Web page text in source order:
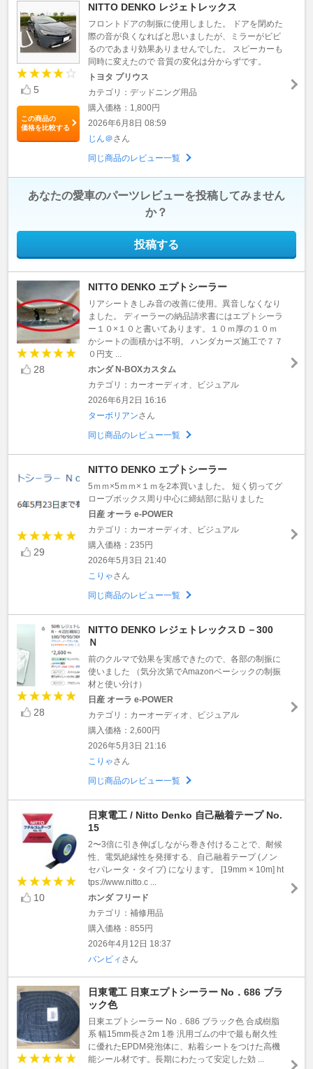
5
この商品の
価格を比較する
NITTO DENKO レジェトレックス
フロントドアの制振に使用しました。 ドアを閉めた
際の音が良くなればと思いましたが、ミラーがビビ
るのであまり効果ありませんでした。 スピーカーも
同時に変えたので 音質の変化は分からずです。
トヨタ プリウス
カテゴリ：デッドニング用品
購入価格：1,800円
2026年6月8日 08:59
じん＠さん
同じ商品のレビュー一覧
あなたの愛車のパーツレビューを投稿してみません
か？
投稿する
28
NITTO DENKO エプトシーラー
リアシートきしみ音の改善に使用。異音しなくなり
ました。 ディーラーの納品請求書にはエプトシーラ
ー１０×１０と書いてあります。１０ｍ厚の１０ｍ
かシートの面積かは不明。 ハンダカーズ施工で７７
０円支 ...
ホンダ N-BOXカスタム
カテゴリ：カーオーディオ、ビジュアル
2026年6月2日 16:16
ターボリアンさん
同じ商品のレビュー一覧
29
NITTO DENKO エプトシーラー
5ｍｍ×5ｍｍ×１ｍを2本買いました。 短く切ってグ
ローブボックス周り中心に締結部に貼りました
日産 オーラ e-POWER
カテゴリ：カーオーディオ、ビジュアル
購入価格：235円
2026年5月3日 21:40
こりゃさん
同じ商品のレビュー一覧
28
NITTO DENKO レジェトレックスＤ－300
Ｎ
前のクルマで効果を実感できたので、各部の制振に
使いました （気分次第でAmazonベーシックの制振
材と使い分け）
日産 オーラ e-POWER
カテゴリ：カーオーディオ、ビジュアル
購入価格：2,600円
2026年5月3日 21:16
こりゃさん
同じ商品のレビュー一覧
10
日東電工 / Nitto Denko 自己融着テープ No.
15
2〜3倍に引き伸ばしながら巻き付けることで、耐候
性、電気絶縁性を発揮する、自己融着テープ (ノン
セパレータ・タイプ) になります。 [19mm × 10m] ht
tps://www.nitto.c ...
ホンダ フリード
カテゴリ：補修用品
購入価格：855円
2026年4月12日 18:37
バンビィ さん
日東電工 日東エプトシーラー No．686 ブラ
ック色
日東エプトシーラー No．686 ブラック色 合成樹脂
系 幅15mm長さ2m 1巻 汎用ゴムの中で最も耐久性
に優れたEPDM発泡体に、粘着シートをつけた高機
能シール材です。長期にわたって安定した効 ...